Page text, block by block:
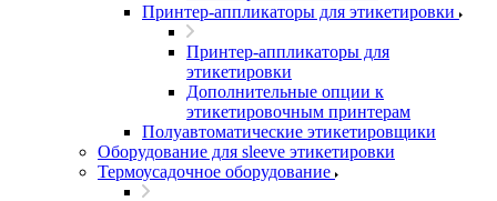
Принтер-аппликаторы для этикетировки
Принтер-аппликаторы для
этикетировки
Дополнительные опции к
этикетировочным принтерам
Полуавтоматические этикетировщики
Оборудование для sleeve этикетировки
Термоусадочное оборудование